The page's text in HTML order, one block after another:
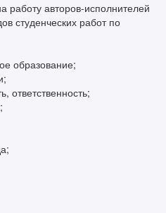
авторов-исполнителей
студенческих работ по
образование;
ответственность;